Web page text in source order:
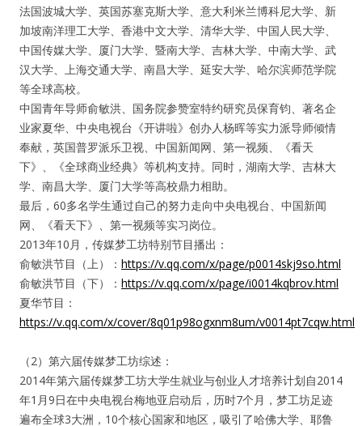
法国波城大学、英国苏塞克斯大学、意大利米兰博科尼大学、新
加坡南洋理工大学、香港中文大学、清华大学、中国人民大学、
中国传媒大学、厦门大学、暨南大学、吉林大学、中南大学、武
汉大学、上海交通大学、南昌大学、延安大学、哈尔滨师范学院
等全球高校。
中国青年导师俞敏洪、国务院参赞室特约研究员保育钧、著名企
业家夏华、中央电视台《开讲啦》创办人杨晖等实力派导师倾情
奉献，英国普罗派乐卫视、中国新闻网、第一视频、《看天
下》、《全球商业经典》等机构支持。同时，湖南大学、吉林大
学、南昌大学、厦门大学等高校鼎力相助。
最后，60多名学生通过自己的努力走向中央电视台、中国新闻
网、《看天下》、第一视频等实习岗位。
2013年10月，传媒梦工坊特别节目播出：
俞敏洪节目（上）： https://v.qq.com/x/page/p0014skj9so.html
俞敏洪节目（下）： https://v.qq.com/x/page/i0014kqbrov.html
夏华节目：
https://v.qq.com/x/cover/8q01p98ogxnm8um/v0014pt7cqw.html
（2）第六届传媒梦工坊综述：
2014年第六届传媒梦工坊大学生就业与创业人才培养计划自2014
年1月9日在中央电视台梅地亚启动后，历时7个月，梦工坊足迹
遍布全球3大洲，10个核心国家和地区，吸引了哈佛大学、耶鲁